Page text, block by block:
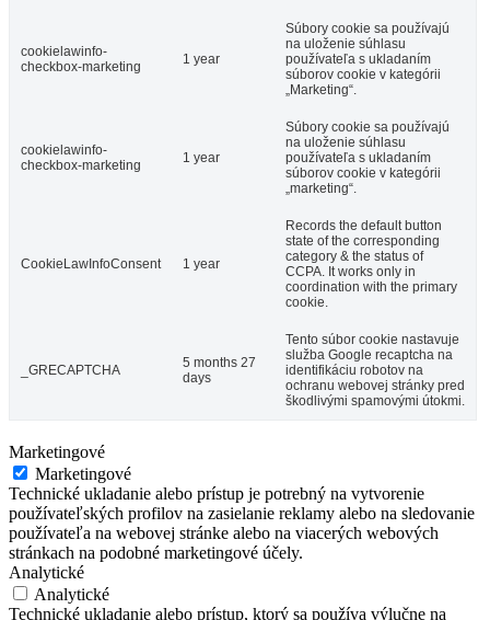
cookielawinfo-
checkbox-marketing
1 year
Súbory cookie sa používajú
na uloženie súhlasu
používateľa s ukladaním
súborov cookie v kategórii
„Marketing“.
cookielawinfo-
checkbox-marketing
1 year
Súbory cookie sa používajú
na uloženie súhlasu
používateľa s ukladaním
súborov cookie v kategórii
„marketing“.
CookieLawInfoConsent 1 year
Records the default button
state of the corresponding
category & the status of
CCPA. It works only in
coordination with the primary
cookie.
_GRECAPTCHA
5 months 27
days
Tento súbor cookie nastavuje
služba Google recaptcha na
identifikáciu robotov na
ochranu webovej stránky pred
škodlivými spamovými útokmi.
Marketingové
Marketingové
Technické ukladanie alebo prístup je potrebný na vytvorenie
používateľských profilov na zasielanie reklamy alebo na sledovanie
používateľa na webovej stránke alebo na viacerých webových
stránkach na podobné marketingové účely.
Analytické
Analytické
Technické ukladanie alebo prístup, ktorý sa používa výlučne na